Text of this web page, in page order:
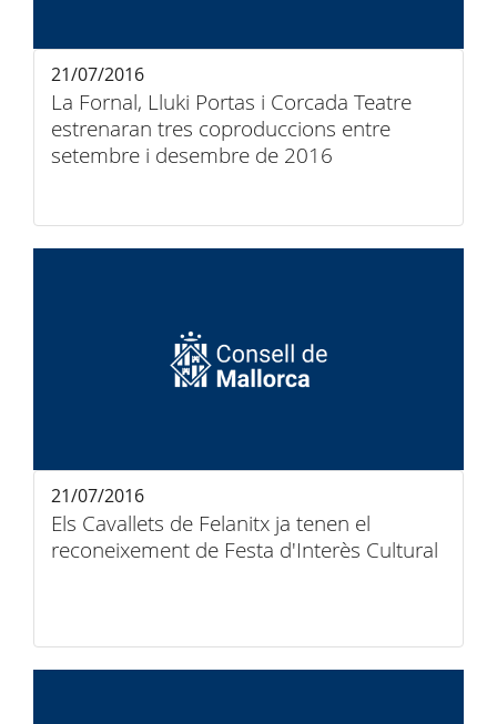
La Fornal, Lluki Portas i Corcada Teatre
estrenaran tres coproduccions entre
setembre i desembre de 2016
21/07/2016
Els Cavallets de Felanitx ja tenen el
reconeixement de Festa d'Interès Cultural
21/07/2016